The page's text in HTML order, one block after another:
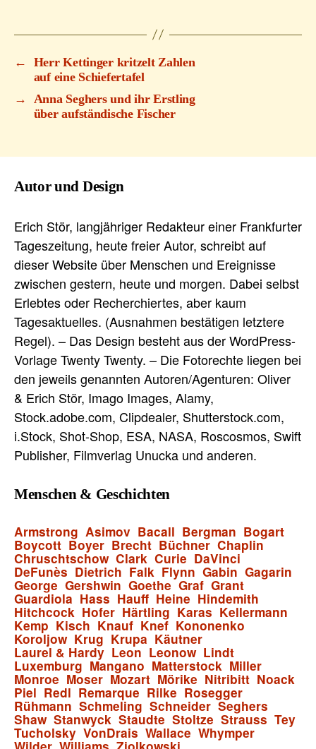
←
Herr Kettinger kritzelt Zahlen
auf eine Schiefertafel
→
Anna Seghers und ihr Erstling
über aufständische Fischer
Autor und Design
Erich Stör, langjähriger Redakteur einer Frankfurter
Tageszeitung, heute freier Autor, schreibt auf
dieser Website über Menschen und Ereignisse
zwischen gestern, heute und morgen. Dabei selbst
Erlebtes oder Recherchiertes, aber kaum
Tagesaktuelles. (Ausnahmen bestätigen letztere
Regel). – Das Design besteht aus der WordPress-
Vorlage Twenty Twenty. – Die Fotorechte liegen bei
den jeweils genannten Autoren/Agenturen: Oliver
& Erich Stör, Imago Images, Alamy,
Stock.adobe.com, Clipdealer, Shutterstock.com,
i.Stock, Shot-Shop, ESA, NASA, Roscosmos, Swift
Publisher, Filmverlag Unucka und anderen.
Menschen & Geschichten
Armstrong Asimov Bacall Bergman Bogart
Boycott Boyer Brecht Büchner Chaplin
Chruschtschow Clark Curie DaVinci
DeFunès Dietrich Falk Flynn Gabin Gagarin
George Gershwin Goethe Graf Grant
Guardiola Hass Hauff Heine Hindemith
Hitchcock Hofer Härtling Karas Kellermann
Kemp Kisch Knauf Knef Kononenko
Koroljow Krug Krupa Käutner
Laurel & Hardy Leon Leonow Lindt
Luxemburg Mangano Matterstock Miller
Monroe Moser Mozart Mörike Nitribitt Noack
Piel Redl Remarque Rilke Rosegger
Rühmann Schmeling Schneider Seghers
Shaw Stanwyck Staudte Stoltze Strauss Tey
Tucholsky VonDrais Wallace Whymper